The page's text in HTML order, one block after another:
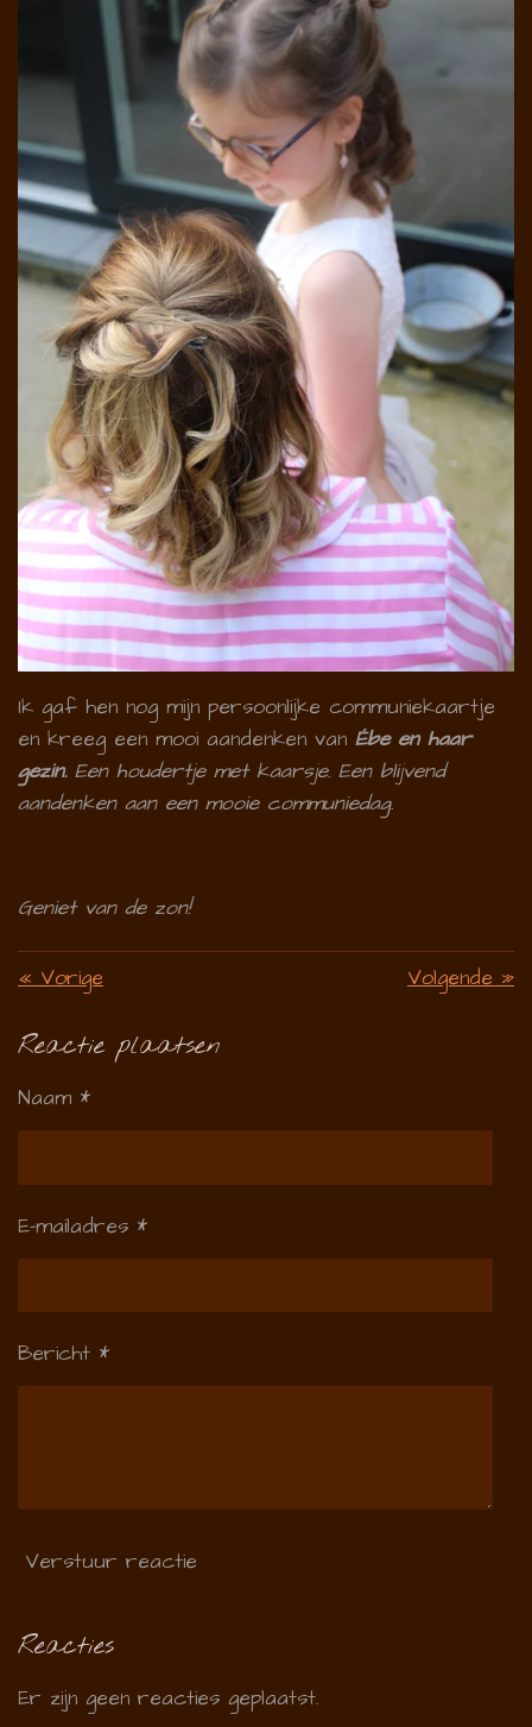
Ik gaf hen nog mijn persoonlijke communiekaartje
en kreeg een mooi aandenken van Ébe en haar
gezin. Een houdertje met kaarsje. Een blijvend
aandenken aan een mooie communiedag.
Geniet van de zon!
« Vorige Volgende »
Reactie plaatsen
Naam *
E-mailadres *
Bericht *
Verstuur reactie
Reacties
Er zijn geen reacties geplaatst.